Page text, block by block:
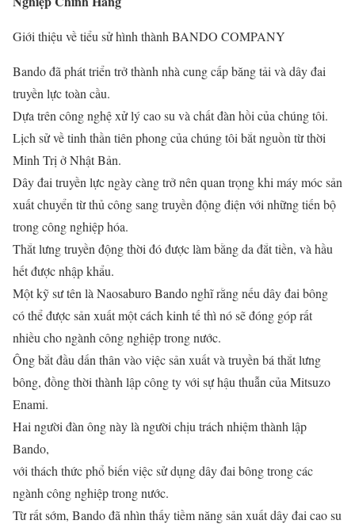
Giới thiệu về tiểu sử hình thành BANDO COMPANY
Bando đã phát triển trở thành nhà cung cấp băng tải và dây đai
truyền lực toàn cầu.
Dựa trên công nghệ xử lý cao su và chất đàn hồi của chúng tôi.
Lịch sử về tinh thần tiên phong của chúng tôi bắt nguồn từ thời
Minh Trị ở Nhật Bản.
Dây đai truyền lực ngày càng trở nên quan trọng khi máy móc sản
xuất chuyển từ thủ công sang truyền động điện với những tiến bộ
trong công nghiệp hóa.
Thắt lưng truyền động thời đó được làm bằng da đắt tiền, và hầu
hết được nhập khẩu.
Một kỹ sư tên là Naosaburo Bando nghĩ rằng nếu dây đai bông
có thể được sản xuất một cách kinh tế thì nó sẽ đóng góp rất
nhiều cho ngành công nghiệp trong nước.
Ông bắt đầu dấn thân vào việc sản xuất và truyền bá thắt lưng
bông, đồng thời thành lập công ty với sự hậu thuẫn của Mitsuzo
Enami.
Hai người đàn ông này là người chịu trách nhiệm thành lập
Bando,
với thách thức phổ biến việc sử dụng dây đai bông trong các
ngành công nghiệp trong nước.
Từ rất sớm, Bando đã nhìn thấy tiềm năng sản xuất dây đai cao su